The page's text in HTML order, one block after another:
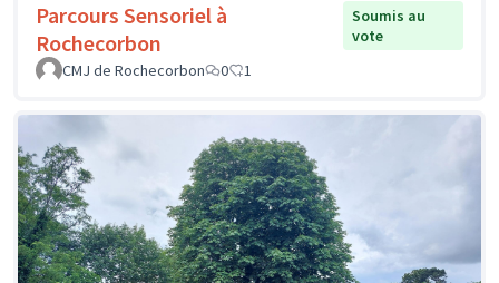
Parcours Sensoriel à
Rochecorbon
Soumis au
vote
CMJ de Rochecorbon
0 1